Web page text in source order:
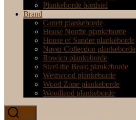
Plankeborde bordstel
Brand
Canett plankeborde
House Nordic plankeborde
House of Sander plankeborde
Naver Collection plankeborde
Rowico plankeborde
Steel the Beast plankeborde
Westwood plankeborde
Wood Zone plankeborde
Woodland plankeborde
Søg